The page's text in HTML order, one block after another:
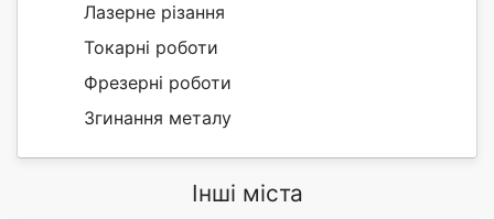
Лазерне різання
Токарні роботи
Фрезерні роботи
Згинання металу
Інші міста